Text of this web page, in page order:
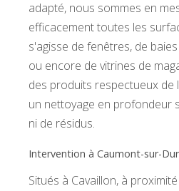
adapté, nous sommes en
efficacement toutes les
s'agisse de fenêtres, de
ou encore de vitrines de
des produits respectueux
un nettoyage en profondeur
ni de résidus.
Intervention à Caumont-sur-
Situés à Cavaillon, à